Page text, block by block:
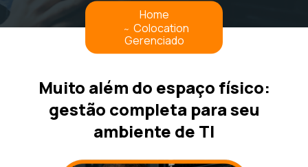
Home
Colocation
Gerenciado
Muito além do espaço físico:
gestão completa para seu
ambiente de TI